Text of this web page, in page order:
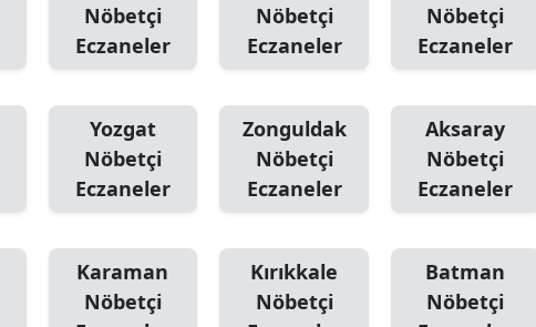
Nöbetçi
Eczaneler
Nöbetçi
Eczaneler
Nöbetçi
Eczaneler
Yozgat
Nöbetçi
Eczaneler
Zonguldak
Nöbetçi
Eczaneler
Aksaray
Nöbetçi
Eczaneler
Karaman
Nöbetçi
Kırıkkale
Nöbetçi
Batman
Nöbetçi